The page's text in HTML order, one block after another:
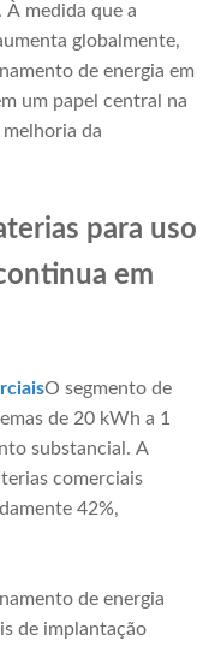
À medida que a
globalmente,
de energia em
um papel central na
da
para uso
em
O segmento de
de 20 kWh a 1
substancial. A
comerciais
42%,
de energia
de implantação